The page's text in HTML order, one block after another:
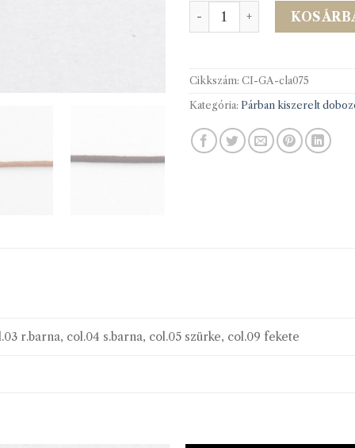
CLASSIC cipöf. 75cm
Cikkszám: CI-GA-cla075
Kategória: Párban kiszerelt
r.barna, col.04 s.barna, col.05 szürke, col.09 fekete